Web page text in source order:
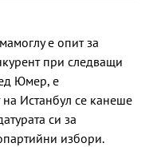
е опит за
при следващи
Юмер, е
на Истанбул се канеше
си за
избори.